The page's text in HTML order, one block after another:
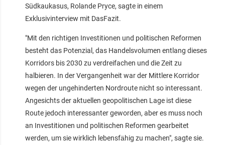
Südkaukasus, Rolande Pryce, sagte in einem
Exklusivinterview mit DasFazit.
"Mit den richtigen Investitionen und politischen Reformen
besteht das Potenzial, das Handelsvolumen entlang dieses
Korridors bis 2030 zu verdreifachen und die Zeit zu
halbieren. In der Vergangenheit war der Mittlere Korridor
wegen der ungehinderten Nordroute nicht so interessant.
Angesichts der aktuellen geopolitischen Lage ist diese
Route jedoch interessanter geworden, aber es muss noch
an Investitionen und politischen Reformen gearbeitet
werden, um sie wirklich lebensfähig zu machen", sagte sie.